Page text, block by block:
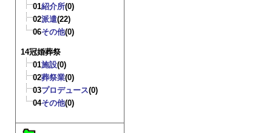
01紹介所(0)
02派遣(22)
06その他(0)
14冠婚葬祭
01施設(0)
02葬祭業(0)
03プロデュース(0)
04その他(0)